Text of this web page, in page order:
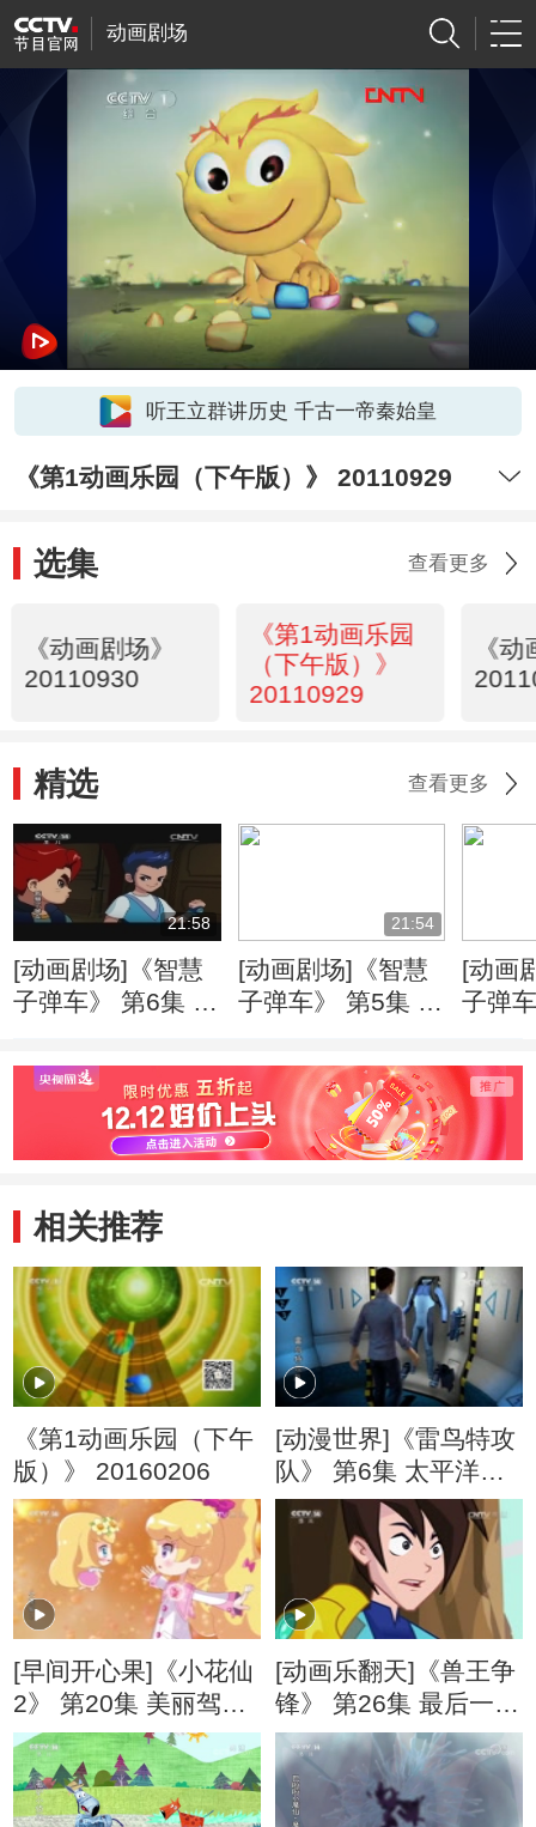
动画剧场
听王立群讲历史 千古一帝秦始皇
《第1动画乐园（下午版）》 20110929
选集 查看更多
《动画剧场》
20110930
《第1动画乐园
（下午版）》
20110929
《
精选 查看更多
21:58
[动画剧场]《智慧
子弹车》 第6集 迷
21:54
[动画剧场]《智慧
子弹车》 第5集 消
[动画
子弹
相关推荐
《第1动画乐园（下午
版）》 20160206
[动漫世界]《雷鸟特攻
队》 第6集 太平洋火
山带（上）
[早间开心果]《小花仙
2》 第20集 美丽驾
到！第三魔法使者诞
生！
[动画乐翻天]《兽王争
锋》 第26集 最后一只
精灵